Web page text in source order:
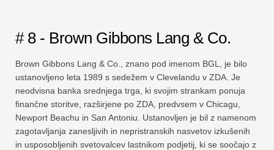
# 8 - Brown Gibbons Lang & Co.
Brown Gibbons Lang & Co., znano pod imenom BGL, je bilo
ustanovljeno leta 1989 s sedežem v Clevelandu v ZDA. Je
neodvisna banka srednjega trga, ki svojim strankam ponuja
finančne storitve, razširjene po ZDA, predvsem v Chicagu,
Newport Beachu in San Antoniu. Ustanovljen je bil z namenom
zagotavljanja zanesljivih in nepristranskih nasvetov izkušenih
in usposobljenih svetovalcev lastnikom podjetij, ki se soočajo z